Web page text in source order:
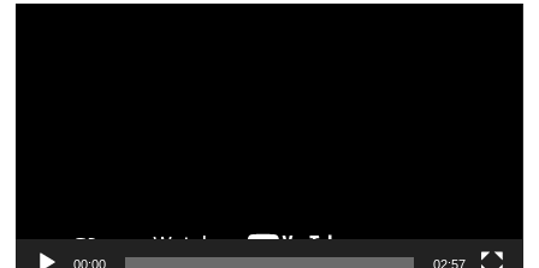
00:00 02:57